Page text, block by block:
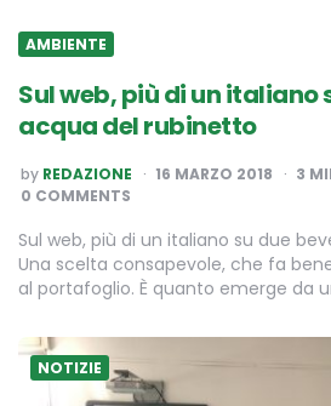
AMBIENTE
Sul web, più di un italiano
acqua del rubinetto
POSTED
BY
by REDAZIONE 16 MARZO 2018 3
0 COMMENTS
Sul web, più di un italiano su due
Una scelta consapevole, che fa
al portafoglio. È quanto emerge da
NOTIZIE